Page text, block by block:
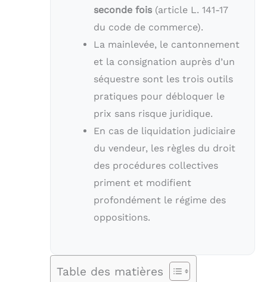
seconde fois (article L. 141-17
du code de commerce).
La mainlevée, le cantonnement
et la consignation auprès d’un
séquestre sont les trois outils
pratiques pour débloquer le
prix sans risque juridique.
En cas de liquidation judiciaire
du vendeur, les règles du droit
des procédures collectives
priment et modifient
profondément le régime des
oppositions.
Table des matières